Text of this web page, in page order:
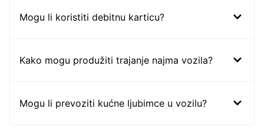
Mogu li koristiti debitnu karticu?
Kako mogu produžiti trajanje najma vozila?
Mogu li prevoziti kućne ljubimce u vozilu?